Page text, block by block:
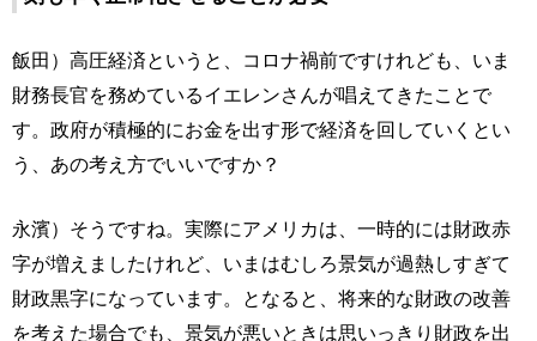
飯田）高圧経済というと、コロナ禍前ですけれども、いま
財務長官を務めているイエレンさんが唱えてきたことで
す。政府が積極的にお金を出す形で経済を回していくとい
う、あの考え方でいいですか？
永濱）そうですね。実際にアメリカは、一時的には財政赤
字が増えましたけれど、いまはむしろ景気が過熱しすぎて
財政黒字になっています。となると、将来的な財政の改善
を考えた場合でも、景気が悪いときは思いっきり財政を出